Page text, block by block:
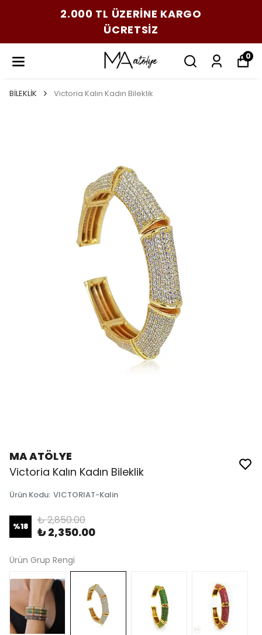
2.000 TL ÜZERİNE KARGO
ÜCRETSİZ
0
BİLEKLİK Victoria Kalın Kadın Bileklik
MA ATÖLYE
Victoria Kalın Kadın Bileklik
Ürün Kodu: VICTORIAT-Kalin
%18 ₺ 2,850.00
₺ 2,350.00
Ürün Grup Rengi